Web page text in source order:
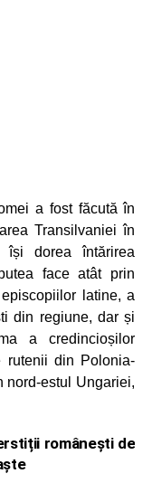
a fost făcută în
Transilvaniei în
își dorea întărirea
face atât prin
latine, a
din regiune, dar și
a credincioșilor
rutenii din Polonia-
nord-estul Ungariei,
românești de